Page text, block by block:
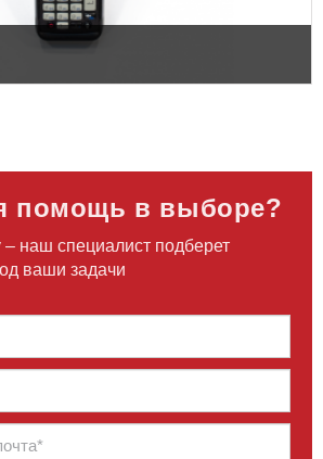
ПЕРЕЙТИ
помощь в выборе?
– наш специалист подберет
ваши задачи